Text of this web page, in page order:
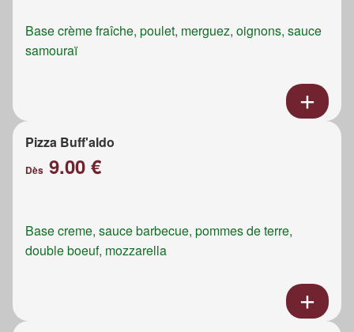
Base crème fraîche, poulet, merguez, oignons, sauce
samouraï
Pizza Buff'aldo
Dès 9.00 €
Base creme, sauce barbecue, pommes de terre,
double boeuf, mozzarella